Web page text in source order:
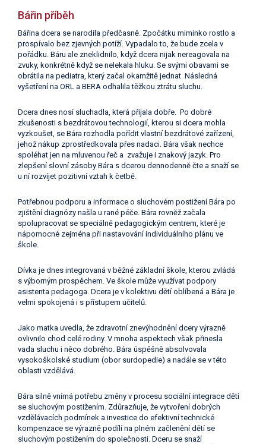
Bářin příběh
Bářina dcera se narodila předčasně. Zpočátku miminko rostlo a
prospívalo bez zjevných potíží. Vypadalo to, že bude zcela v
pořádku. Báru ale zneklidnilo, když dcera nijak nereagovala na
zvuky, konkrétně když se nelekala hluku. Se svými obavami se
obrátila na pediatra, který začal okamžitě jednat. Následná
vyšetření na ORL a BERA odhalila těžkou ztrátu sluchu.
Dcera dnes nosí sluchadla, která přijala dobře. Po dobré
zkušenosti s bezdrátovou technologií, kterou si dcera mohla
vyzkoušet, se Bára rozhodla pořídit vlastní bezdrátové zařízení,
jehož nákup zprostředkovala přes nadaci. Bára však nechce
spoléhat jen na mluvenou řeč a zvažuje i znakový jazyk. Pro
zlepšení slovní zásoby Bára s dcerou dennodenně čte a snaží se
u ní rozvíjet pozitivní vztah k četbě.
Potřebnou podporu a informace o sluchovém postižení Bára po
zjištění diagnózy našla u rané péče. Bára rovněž začala
spolupracovat se speciálně pedagogickým centrem, které je
nápomocné zejména při nastavování individuálního plánu ve
škole.
Dívka je dnes integrovaná v běžné základní škole, kterou zvládá
s výborným prospěchem. Ve škole může využívat podpory
asistenta pedagoga. Dcera je v kolektivu dětí oblíbená a Bára je
velmi spokojená i s přístupem učitelů.
Jako matka uvedla, že zdravotní znevýhodnění dcery výrazně
ovlivnilo chod celé rodiny. V mnoha aspektech však přinesla
vada sluchu i něco dobrého. Bára úspěšně absolvovala
vysokoškolské studium (obor surdopedie) a nadále se v této
oblasti vzdělává.
Bára silně vnímá potřebu změny v procesu sociální integrace dětí
se sluchovým postižením. Zdůrazňuje, že vytvoření dobrých
vzdělávacích podmínek a investice do efektivní technické
kompenzace se výrazně podílí na plném začlenění dětí se
sluchovým postižením do společnosti. Dceru se snaží